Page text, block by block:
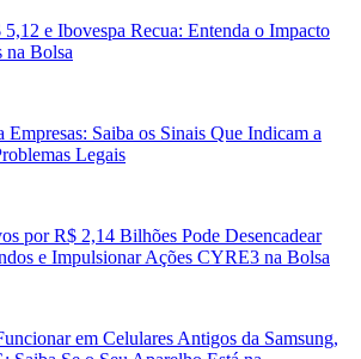
e Ibovespa Recua: Entenda o Impacto
na Bolsa
Empresas: Saiba os Sinais Que Indicam a
Legais
por R$ 2,14 Bilhões Pode Desencadear
e Impulsionar Ações CYRE3 na Bolsa
em Celulares Antigos da Samsung,